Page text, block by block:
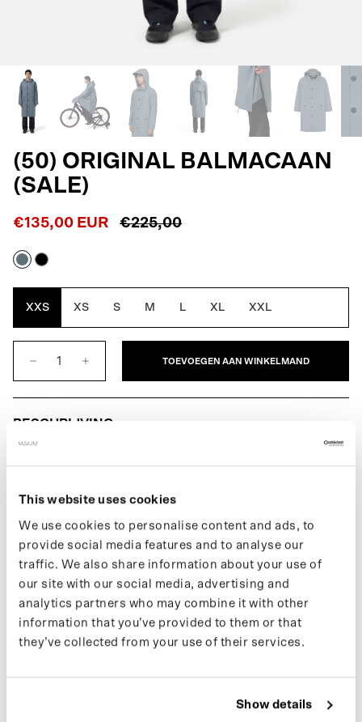
This website uses cookies
We use cookies to personalise content and ads, to
provide social media features and to analyse our
traffic. We also share information about your use of
our site with our social media, advertising and
analytics partners who may combine it with other
information that you’ve provided to them or that
they’ve collected from your use of their services.
Show details
BLUE GREY
(50) ORIGINAL BALMACAAN
(SALE)
€135,00 EUR €225,00
BlueBlack
XXS XS S M L XL XXL
TOEVOEGEN AAN WINKELMAND
BESCHRIJVING
interpretatie combineert stijl, functie en ethiek en biedt dankzij de
tegen regen. Verandert eenvoudig in een poncho voor op de fiets
of scooter met de kenmerkende MAIUM-ritsen. Gemaakt van 77
gerecyclede PET-flessen.
Meer informatie over onze producten vind je op onze support
pagina. Wil je op de hoogte blijven van nieuwe drops en het
laatste nieuws, volg ons dan op Instagram of meld je aan voor
onze nieuwsbrief.